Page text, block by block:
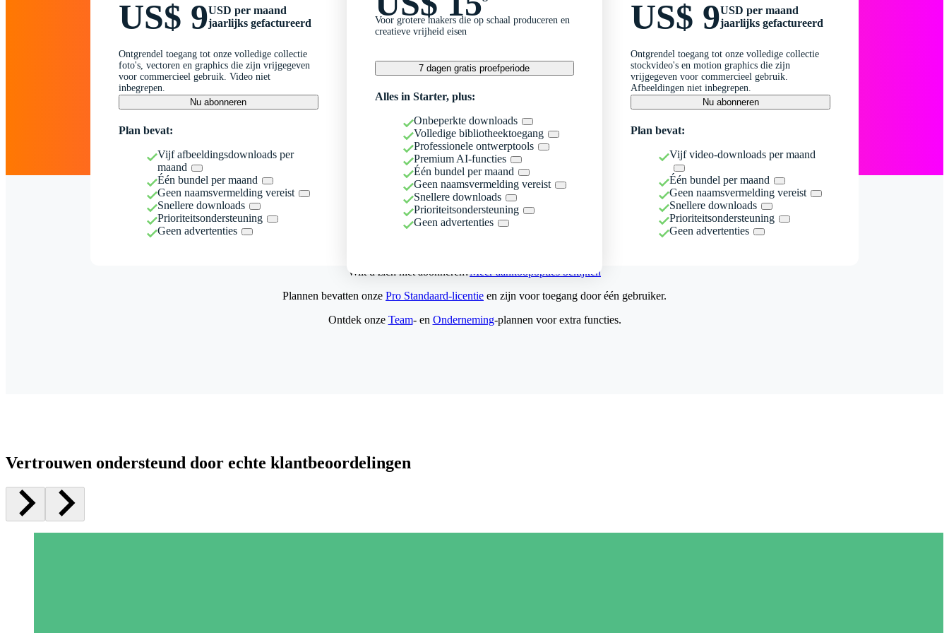
US$ 9USD per maand
jaarlijks gefactureerd
Ontgrendel toegang tot onze volledige collectie
foto's, vectoren en graphics die zijn vrijgegeven
voor commercieel gebruik. Video niet
inbegrepen.
Nu abonneren
Plan bevat:
Vijf afbeeldingsdownloads per
maand
Één bundel per maand
Geen naamsvermelding vereist
Snellere downloads
Prioriteitsondersteuning
Geen advertenties
Voor grotere makers die op schaal produceren en
creatieve vrijheid eisen
7 dagen gratis proefperiode
Alles in Starter, plus:
Onbeperkte downloads
Volledige bibliotheektoegang
Professionele ontwerptools
Premium AI-functies
Één bundel per maand
Geen naamsvermelding vereist
Snellere downloads
Prioriteitsondersteuning
Geen advertenties
US$ 9USD per maand
jaarlijks gefactureerd
Ontgrendel toegang tot onze volledige collectie
stockvideo's en motion graphics die zijn
vrijgegeven voor commercieel gebruik.
Afbeeldingen niet inbegrepen.
Nu abonneren
Plan bevat:
Vijf video-downloads per maand
Één bundel per maand
Geen naamsvermelding vereist
Snellere downloads
Prioriteitsondersteuning
Geen advertenties
Wilt u zich niet abonneren?Meer aankoopopties bekijken
Plannen bevatten onze Pro Standaard-licentie en zijn voor toegang door één gebruiker.
Ontdek onze Team- en Onderneming-plannen voor extra functies.
Vertrouwen ondersteund door echte klantbeoordelingen